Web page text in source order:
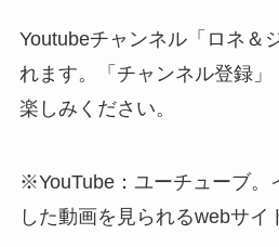
Youtubeチャンネル「ロネ＆
れます。「チャンネル登録
楽しみください。
※YouTube：ユーチューブ。
した動画を見られるwebサイ